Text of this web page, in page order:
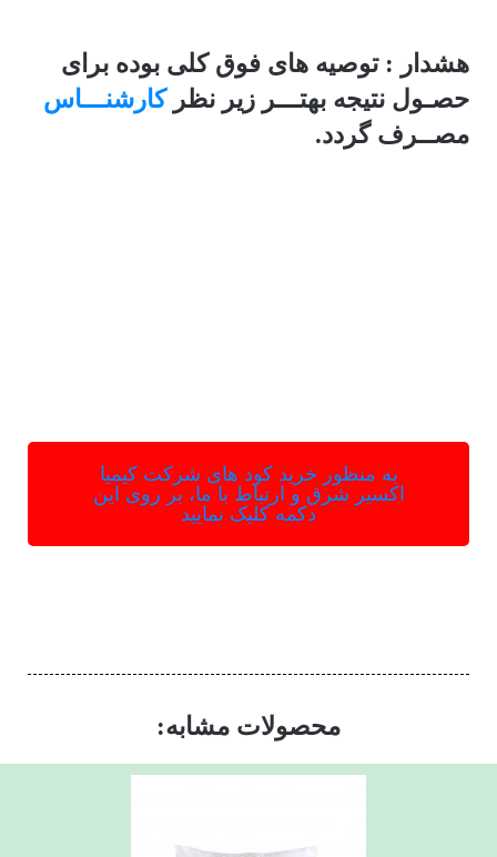
هشدار : توصیه های فوق کلی بوده برای
حصـول نتیجه بهتـــر زیر نظرکارشنـــاس
مصــرف گردد.
به منظور خرید کود های شرکت کیمیا
اکسیر شرق و ارتباط با ما، بر روی این
دکمه کلیک نمایید
محصولات مشابه: